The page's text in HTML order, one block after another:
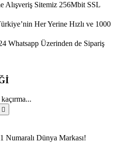
Alışveriş Sitemiz 256Mbit SSL
Her Yerine Hızlı ve 1000
Whatsapp Üzerinden de Sipariş